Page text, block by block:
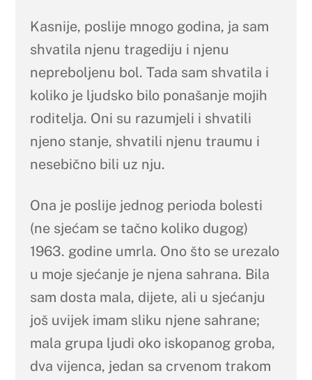
Kasnije, poslije mnogo godina, ja sam
shvatila njenu tragediju i njenu
nepreboljenu bol. Tada sam shvatila i
koliko je ljudsko bilo ponašanje mojih
roditelja. Oni su razumjeli i shvatili
njeno stanje, shvatili njenu traumu i
nesebično bili uz nju.
Ona je poslije jednog perioda bolesti
(ne sjećam se tačno koliko dugog)
1963. godine umrla. Ono što se urezalo
u moje sjećanje je njena sahrana. Bila
sam dosta mala, dijete, ali u sjećanju
još uvijek imam sliku njene sahrane;
mala grupa ljudi oko iskopanog groba,
dva vijenca, jedan sa crvenom trakom